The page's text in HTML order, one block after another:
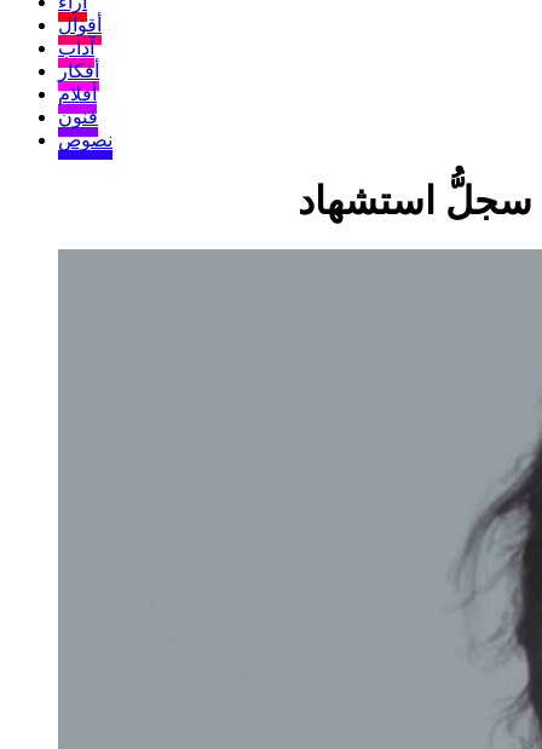
أقوال
آداب
أفكار
أفلام
فنون
نصوص
سجلُّ استشهاد